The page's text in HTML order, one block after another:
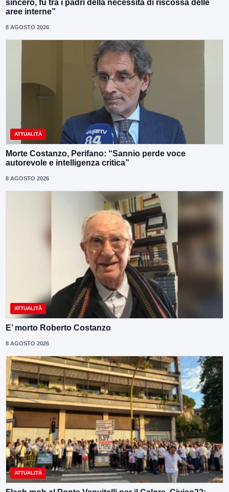
sincero, fu tra i padri della necessità di riscossa delle
aree interne”
8 AGOSTO 2026
ATTUALITÀ
Morte Costanzo, Perifano: “Sannio perde voce
autorevole e intelligenza critica”
8 AGOSTO 2026
ATTUALITÀ
E’ morto Roberto Costanzo
8 AGOSTO 2026
ATTUALITÀ